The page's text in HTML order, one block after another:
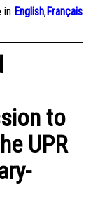
in English,Français
to
UPR